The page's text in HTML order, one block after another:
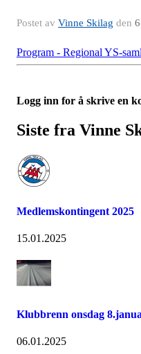
Postet av Vinne Skilag den
Program - Regional YS-
Logg inn for å skrive en
Siste fra Vinne
Medlemskontingent 2025
15.01.2025
Klubbrenn onsdag
06.01.2025